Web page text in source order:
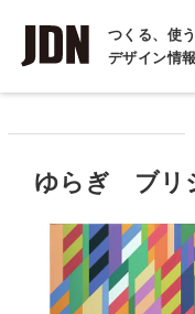
つくる、使
デザイン情
インタビュー
コラム
ゆらぎ ブリ